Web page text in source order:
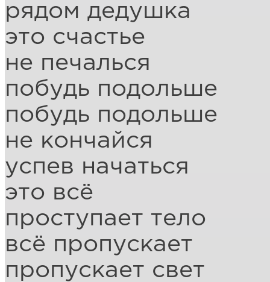
рядом дедушка
это счастье
не печалься
побудь подольше
побудь подольше
не кончайся
успев начаться
это всё
проступает тело
всё пропускает
пропускает свет